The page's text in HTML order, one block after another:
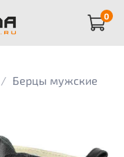
0
Берцы мужские